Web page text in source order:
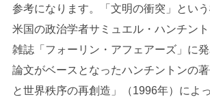
参考になります。「文明の衝突」という
米国の政治学者サミュエル・ハンチン
雑誌「フォーリン・アフェアーズ」に
論文がベースとなったハンチントンの
と世界秩序の再創造」（1996年）によ